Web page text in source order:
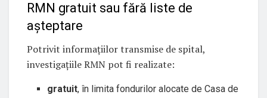
RMN gratuit sau fără liste de
așteptare
Potrivit informațiilor transmise de spital,
investigațiile RMN pot fi realizate:
gratuit, în limita fondurilor alocate de Casa de